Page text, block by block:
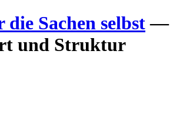
Sachen selbst —
und Struktur